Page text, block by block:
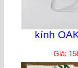
kính
Giá: